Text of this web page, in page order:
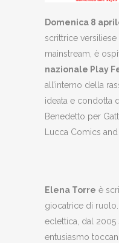
Domenica 8
scrittrice
mainstream, è
nazionale Play
all’interno della
ideata e condotta
Benedetto per
Lucca Comics and
Elena Torre è
giocatrice di
eclettica, dal
entusiasmo